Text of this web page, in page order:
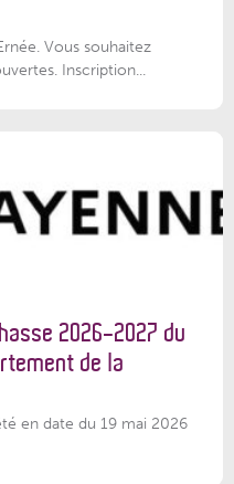
Vous souhaitez
Inscription...
2026-2027 du
de la
en date du 19 mai 2026